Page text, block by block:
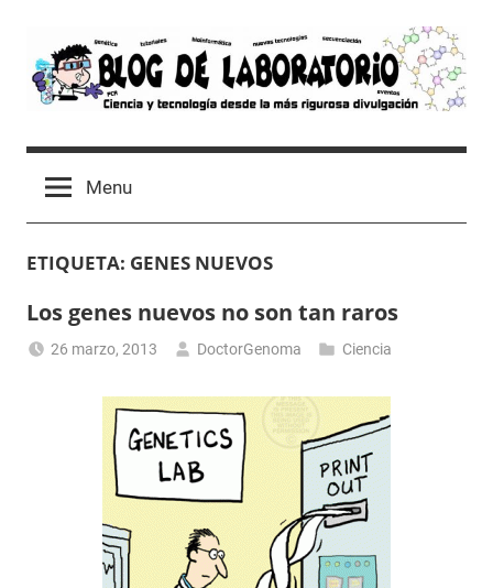
content
Blog
de
Laboratorio
Tutoriales,
Ocio
un
Laboratorio
Menu
ETIQUETA: GENES NUEVOS
Los genes nuevos no son tan raros
26 marzo, 2013 DoctorGenoma Ciencia